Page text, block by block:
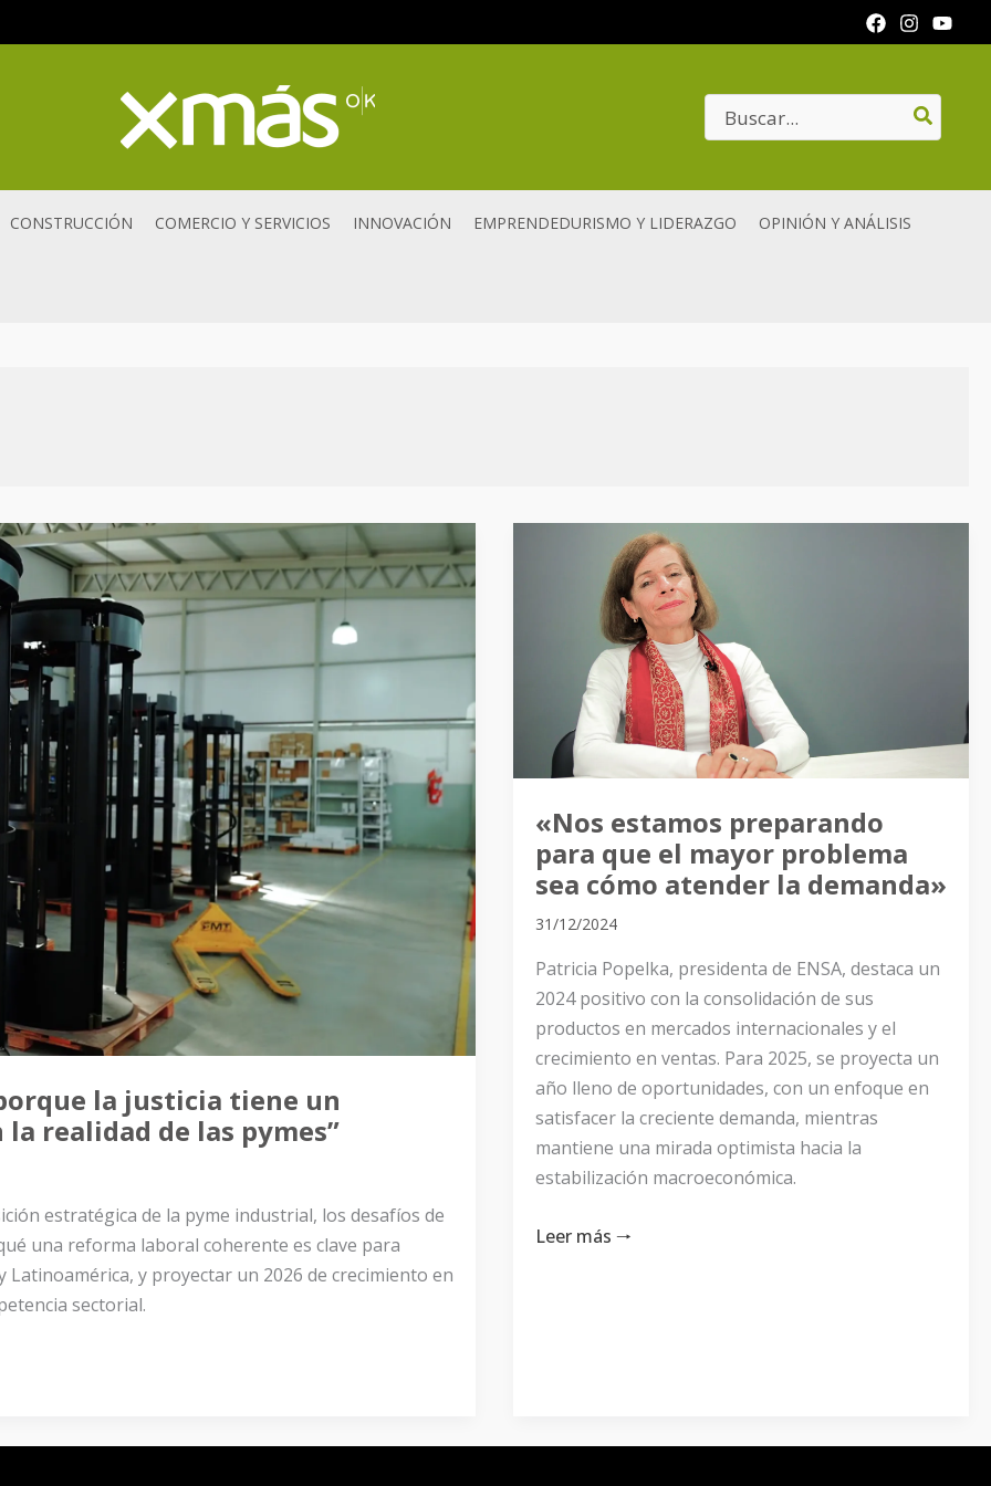
Search
for:
CONSTRUCCIÓN COMERCIO Y SERVICIOS INNOVACIÓN EMPRENDEDURISMO Y LIDERAZGO OPINIÓN Y ANÁLISIS
la justicia tiene un
realidad de las pymes”
estratégica de la pyme industrial, los desafíos de
una reforma laboral coherente es clave para
y proyectar un 2026 de crecimiento en
sectorial.
«Nos estamos preparando
para que el mayor problema
sea cómo atender la demanda»
31/12/2024
Patricia Popelka, presidenta de ENSA, destaca un
2024 positivo con la consolidación de sus
productos en mercados internacionales y el
crecimiento en ventas. Para 2025, se proyecta un
año lleno de oportunidades, con un enfoque en
satisfacer la creciente demanda, mientras
mantiene una mirada optimista hacia la
estabilización macroeconómica.
preparando
mayor
problema
sea
cómo
atender
la
Leer más 🠒